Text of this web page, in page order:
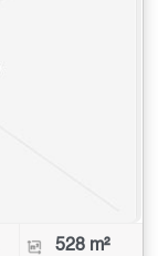
528 m²